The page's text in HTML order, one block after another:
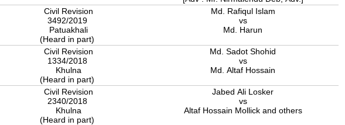
Civil Revision
3492/2019
Patuakhali
(Heard in part)
Md. Rafiqul Islam
vs
Md. Harun
Civil Revision
1334/2018
Khulna
(Heard in part)
Md. Sadot Shohid
vs
Md. Altaf Hossain
Civil Revision
2340/2018
Khulna
(Heard in part)
Jabed Ali Losker
vs
Altaf Hossain Mollick and others